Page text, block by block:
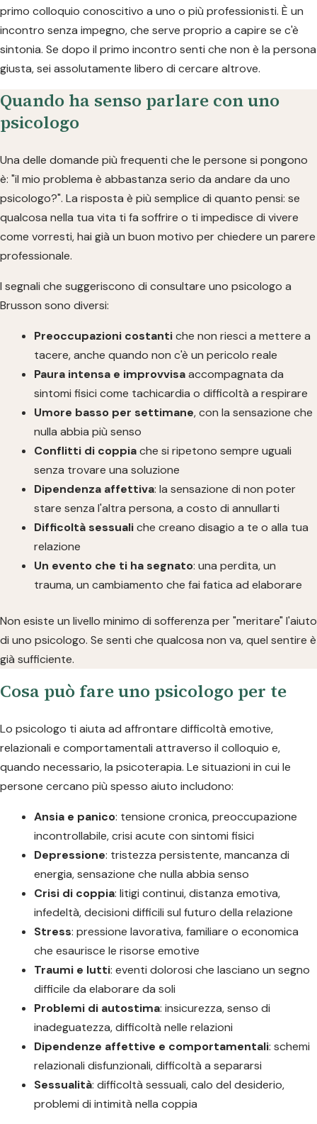
primo colloquio conoscitivo a uno o più professionisti. È un
incontro senza impegno, che serve proprio a capire se c'è
sintonia. Se dopo il primo incontro senti che non è la persona
giusta, sei assolutamente libero di cercare altrove.
Quando ha senso parlare con uno
psicologo
Una delle domande più frequenti che le persone si pongono
è: "il mio problema è abbastanza serio da andare da uno
psicologo?". La risposta è più semplice di quanto pensi: se
qualcosa nella tua vita ti fa soffrire o ti impedisce di vivere
come vorresti, hai già un buon motivo per chiedere un parere
professionale.
I segnali che suggeriscono di consultare uno psicologo a
Brusson sono diversi:
Preoccupazioni costantiche non riesci a mettere a
tacere, anche quando non c'è un pericolo reale
Paura intensa e improvvisaaccompagnata da
sintomi fisici come tachicardia o difficoltà a respirare
Umore basso per settimane, con la sensazione che
nulla abbia più senso
Conflitti di coppiache si ripetono sempre uguali
senza trovare una soluzione
Dipendenza affettiva: la sensazione di non poter
stare senza l'altra persona, a costo di annullarti
Difficoltà sessualiche creano disagio a te o alla tua
relazione
Un evento che ti ha segnato: una perdita, un
trauma, un cambiamento che fai fatica ad elaborare
Non esiste un livello minimo di sofferenza per "meritare" l'aiuto
di uno psicologo. Se senti che qualcosa non va, quel sentire è
già sufficiente.
Cosa può fare uno psicologo per te
Lo psicologo ti aiuta ad affrontare difficoltà emotive,
relazionali e comportamentali attraverso il colloquio e,
quando necessario, la psicoterapia. Le situazioni in cui le
persone cercano più spesso aiuto includono:
Ansia e panico: tensione cronica, preoccupazione
incontrollabile, crisi acute con sintomi fisici
Depressione: tristezza persistente, mancanza di
energia, sensazione che nulla abbia senso
Crisi di coppia: litigi continui, distanza emotiva,
infedeltà, decisioni difficili sul futuro della relazione
Stress: pressione lavorativa, familiare o economica
che esaurisce le risorse emotive
Traumi e lutti: eventi dolorosi che lasciano un segno
difficile da elaborare da soli
Problemi di autostima: insicurezza, senso di
inadeguatezza, difficoltà nelle relazioni
Dipendenze affettive e comportamentali: schemi
relazionali disfunzionali, difficoltà a separarsi
Sessualità: difficoltà sessuali, calo del desiderio,
problemi di intimità nella coppia